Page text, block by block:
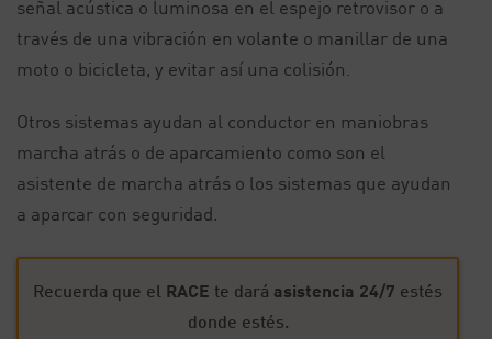
señal acústica o luminosa en el espejo retrovisor o a
través de una vibración en volante o manillar de una
moto o bicicleta, y evitar así una colisión.
Otros sistemas ayudan al conductor en maniobras
marcha atrás o de aparcamiento como son el
asistente de marcha atrás o los sistemas que ayudan
a aparcar con seguridad.
Recuerda que el RACE te dará asistencia 24/7 estés
donde estés.